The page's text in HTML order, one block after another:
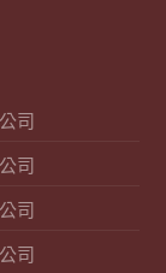
司
司
司
司